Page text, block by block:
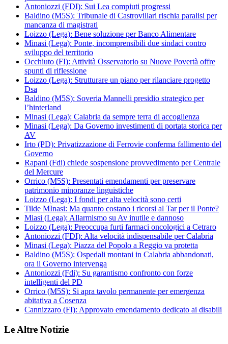
Antoniozzi (FDI): Sui Lea compiuti progressi
Baldino (M5S): Tribunale di Castrovillari rischia paralisi per
mancanza di magistrati
Loizzo (Lega): Bene soluzione per Banco Alimentare
Minasi (Lega): Ponte, incomprensibili due sindaci contro
sviluppo del territorio
Occhiuto (FI): Attività Osservatorio su Nuove Povertà offre
spunti di riflessione
Loizzo (Lega): Strutturare un piano per rilanciare progetto
Dsa
Baldino (M5S): Soveria Mannelli presidio strategico per
l’hinterland
Minasi (Lega): Calabria da sempre terra di accoglienza
Minasi (Lega): Da Governo investimenti di portata storica per
AV
Irto (PD): Privatizzazione di Ferrovie conferma fallimento del
Governo
Rapani (Fdi) chiede sospensione provvedimento per Centrale
del Mercure
Orrico (M5S): Presentati emendamenti per preservare
patrimonio minoranze linguistiche
Loizzo (Lega): I fondi per alta velocità sono certi
Tilde MInasi: Ma quanto costano i ricorsi al Tar per il Ponte?
Miasi (Lega): Allarmismo su Av inutile e dannoso
Loizzo (Lega): Preoccupa furti farmaci oncologici a Cetraro
Antoniozzi (FDI): Alta velocità indispensabile per Calabria
Minasi (Lega): Piazza del Popolo a Reggio va protetta
Baldino (M5S): Ospedali montani in Calabria abbandonati,
ora il Governo intervenga
Antoniozzi (Fdi): Su garantismo confronto con forze
intelligenti del PD
Orrico (M5S): Si apra tavolo permanente per emergenza
abitativa a Cosenza
Cannizzaro (FI): Approvato emendamento dedicato ai disabili
Le Altre Notizie